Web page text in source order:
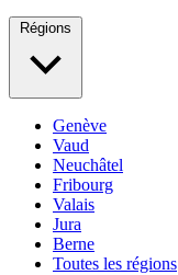
Régions
Genève
Vaud
Neuchâtel
Fribourg
Valais
Jura
Berne
Toutes les régions